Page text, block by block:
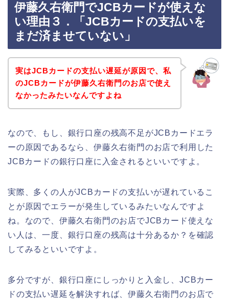
伊藤久右衛門でJCBカードが使えな
い理由３．「JCBカードの支払いを
まだ済ませていない」
実はJCBカードの支払い遅延が原因で、私
のJCBカードが伊藤久右衛門のお店で使え
なかったみたいなんですよね
なので、もし、銀行口座の残高不足がJCBカードエラ
ーの原因であるなら、伊藤久右衛門のお店で利用した
JCBカードの銀行口座に入金されるといいですよ。
実際、多くの人がJCBカードの支払いが遅れているこ
とが原因でエラーが発生しているみたいなんですよ
ね。なので、伊藤久右衛門のお店でJCBカード使えな
い人は、一度、銀行口座の残高は十分あるか？を確認
してみるといいですよ。
多分ですが、銀行口座にしっかりと入金し、JCBカー
ドの支払い遅延を解決すれば、伊藤久右衛門のお店で